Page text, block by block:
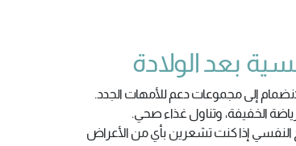
بعد الولادة
إلى مجموعات دعم للأمهات الجدد.
الخفيفة، وتناول غذاء صحي.
النفسي إذا كنت تشعرين بأي من الأعراض